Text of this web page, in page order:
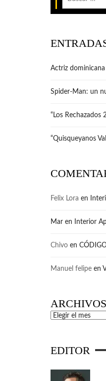
Actriz
Spider-Man: un
“Los
“Quisqueyanos
Felix Lora en
Mar en Interior
Chivo en
Manuel felipe en
ARCHIVOS
Archivos
EDITOR